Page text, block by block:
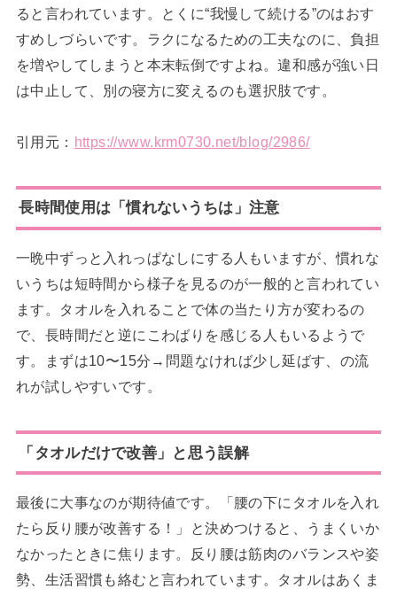
ると言われています。とくに“我慢して続ける”のはおす
すめしづらいです。ラクになるための工夫なのに、負担
を増やしてしまうと本末転倒ですよね。違和感が強い日
は中止して、別の寝方に変えるのも選択肢です。
引用元： https://www.krm0730.net/blog/2986/
長時間使用は「慣れないうちは」注意
一晩中ずっと入れっぱなしにする人もいますが、慣れな
いうちは短時間から様子を見るのが一般的と言われてい
ます。タオルを入れることで体の当たり方が変わるの
で、長時間だと逆にこわばりを感じる人もいるようで
す。まずは10〜15分→問題なければ少し延ばす、の流
れが試しやすいです。
「タオルだけで改善」と思う誤解
最後に大事なのが期待値です。「腰の下にタオルを入れ
たら反り腰が改善する！」と決めつけると、うまくいか
なかったときに焦ります。反り腰は筋肉のバランスや姿
勢、生活習慣も絡むと言われています。タオルはあくま